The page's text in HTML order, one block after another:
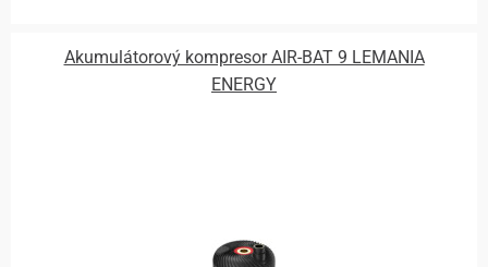
Akumulátorový kompresor AIR-BAT 9 LEMANIA
ENERGY